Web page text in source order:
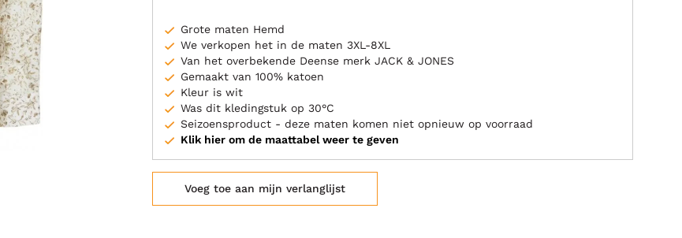
Grote maten Hemd
We verkopen het in de maten 3XL-8XL
Van het overbekende Deense merk JACK & JONES
Gemaakt van 100% katoen
Kleur is wit
Was dit kledingstuk op 30°C
Seizoensproduct - deze maten komen niet opnieuw op voorraad
Klik hier om de maattabel weer te geven
Voeg toe aan mijn verlanglijst